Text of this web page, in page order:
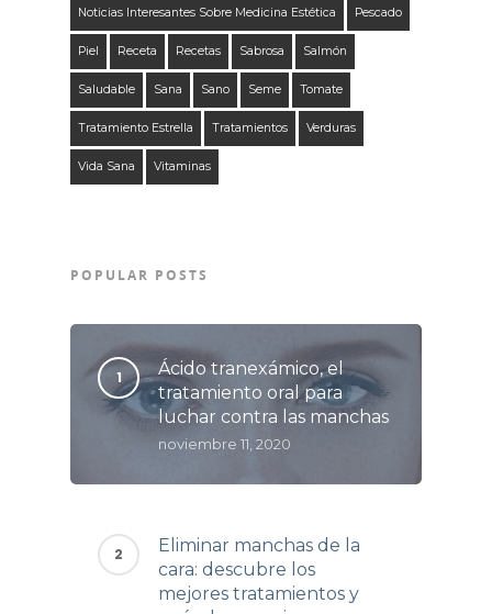
Noticias Interesantes Sobre Medicina Estética Pescado
Piel Receta Recetas Sabrosa Salmón
Saludable Sana Sano Seme Tomate
Tratamiento Estrella Tratamientos Verduras
Vida Sana Vitaminas
POPULAR POSTS
Ácido tranexámico, el
tratamiento oral para
luchar contra las manchas
noviembre 11, 2020
Eliminar manchas de la
cara: descubre los
mejores tratamientos y